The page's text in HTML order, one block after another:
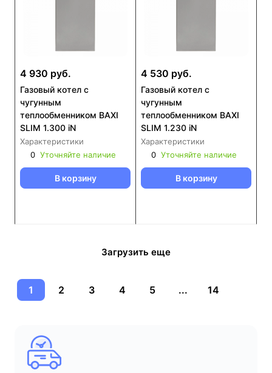
4 930 руб.
Газовый котел с
чугунным
теплообменником BAXI
SLIM 1.300 iN
Характеристики
0 Уточняйте наличие
В корзину
4 530 руб.
Газовый котел с
чугунным
теплообменником BAXI
SLIM 1.230 iN
Характеристики
0 Уточняйте наличие
В корзину
Загрузить еще
1 2 3 4 5 ... 14